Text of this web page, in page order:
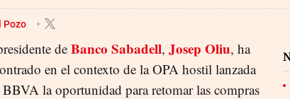
Pozo
de Banco Sabadell, Josep Oliu, ha
en el contexto de la OPA hostil lanzada
la oportunidad para retomar las compras